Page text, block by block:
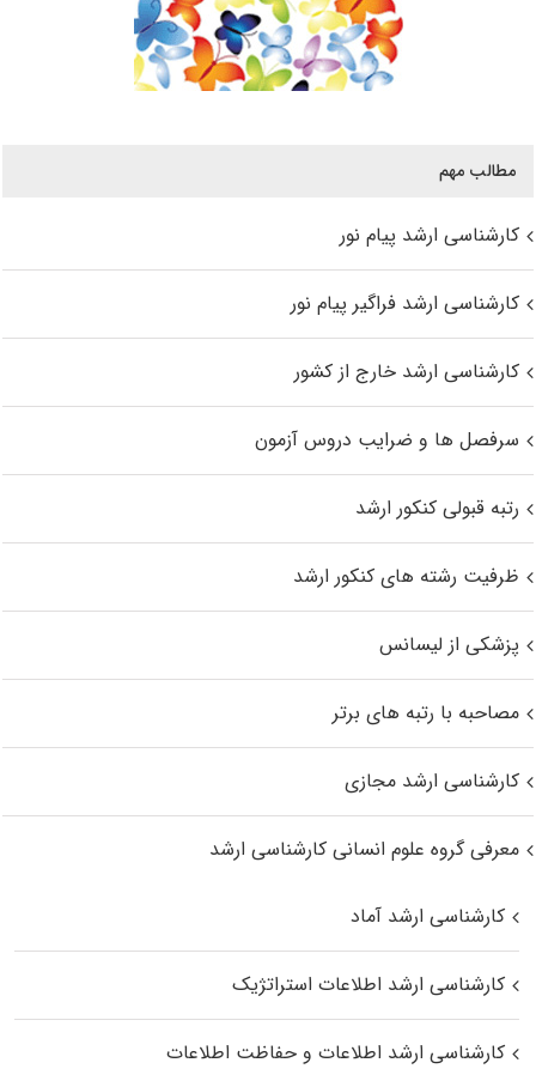
مطالب مهم
کارشناسی ارشد پیام نور
کارشناسی ارشد فراگیر پیام نور
کارشناسی ارشد خارج از کشور
سرفصل ها و ضرایب دروس آزمون
رتبه قبولی کنکور ارشد
ظرفیت رشته های کنکور ارشد
پزشکی از لیسانس
مصاحبه با رتبه های برتر
کارشناسی ارشد مجازی
معرفی گروه علوم انسانی کارشناسی ارشد
کارشناسی ارشد آماد
کارشناسی ارشد اطلاعات استراتژیک
کارشناسی ارشد اطلاعات و حفاظت اطلاعات